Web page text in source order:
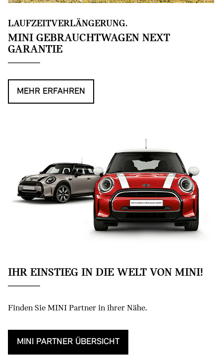
LAUFZEITVERLÄNGERUNG.
MINI GEBRAUCHTWAGEN NEXT
GARANTIE
MEHR ERFAHREN
IHR EINSTIEG IN DIE WELT VON MINI!
Finden Sie MINI Partner in ihrer Nähe.
MINI PARTNER ÜBERSICHT